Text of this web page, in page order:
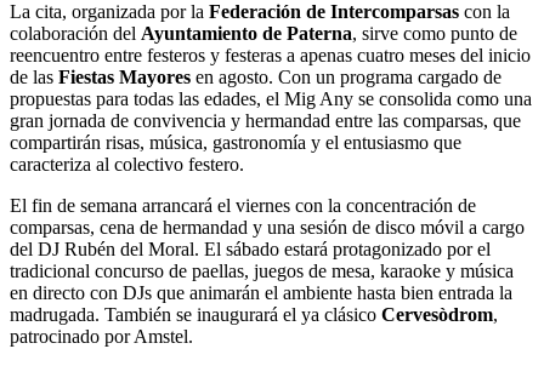
La cita, organizada por la Federación de Intercomparsas con la
colaboración del Ayuntamiento de Paterna, sirve como punto de
reencuentro entre festeros y festeras a apenas cuatro meses del inicio
de las Fiestas Mayores en agosto. Con un programa cargado de
propuestas para todas las edades, el Mig Any se consolida como una
gran jornada de convivencia y hermandad entre las comparsas, que
compartirán risas, música, gastronomía y el entusiasmo que
caracteriza al colectivo festero.
El fin de semana arrancará el viernes con la concentración de
comparsas, cena de hermandad y una sesión de disco móvil a cargo
del DJ Rubén del Moral. El sábado estará protagonizado por el
tradicional concurso de paellas, juegos de mesa, karaoke y música
en directo con DJs que animarán el ambiente hasta bien entrada la
madrugada. También se inaugurará el ya clásico Cervesòdrom,
patrocinado por Amstel.